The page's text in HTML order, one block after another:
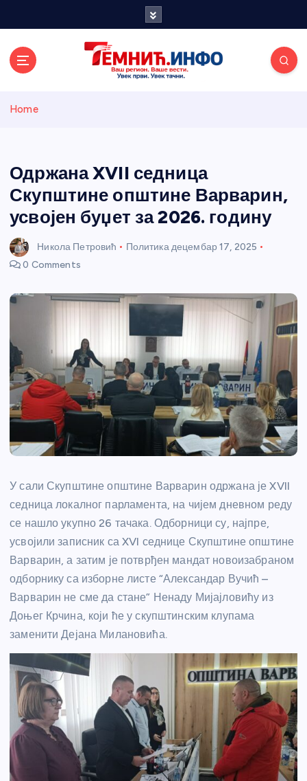
и портал
Home
Одржана XVII седница
Скупштине општине Варварин,
усвојен буџет за 2026. годину
Никола Петровић Политикадецембар 17, 2025
0 Comments
У сали Скупштине општине Варварин одржана је XVII
седница локалног парламента, на чијем дневном реду
се нашло укупно 26 тачака. Одборници су, најпре,
усвојили записник са XVI седнице Скупштине општине
Варварин, а затим је потврђен мандат новоизабраном
одборнику са изборне листе “Александар Вучић –
Варварин не сме да стане” Ненаду Мијајловићу из
Доњег Крчина, који ће у скупштинским клупама
заменити Дејана Милановића.